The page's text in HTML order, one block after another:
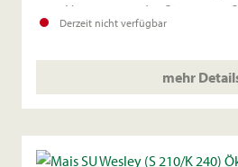
Hervorragendes Staygreen:
Erntefenster bei gleichzeitig
Derzeit nicht verfügbar
mehr